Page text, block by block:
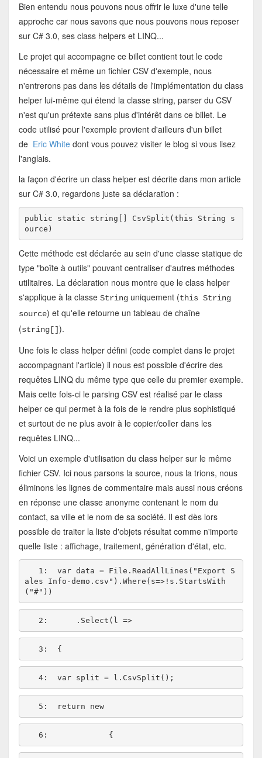
Bien entendu nous pouvons nous offrir le luxe d'une telle
approche car nous savons que nous pouvons nous reposer
sur C# 3.0, ses class helpers et LINQ...
Le projet qui accompagne ce billet contient tout le code
nécessaire et même un fichier CSV d'exemple, nous
n'entrerons pas dans les détails de l'implémentation du class
helper lui-même qui étend la classe string, parser du CSV
n'est qu'un prétexte sans plus d'intérêt dans ce billet. Le
code utilisé pour l'exemple provient d'ailleurs d'un billet
de Eric Whitedont vous pouvez visiter le blog si vous lisez
l'anglais.
la façon d'écrire un class helper est décrite dans mon article
sur C# 3.0, regardons juste sa déclaration :
public static string [] CsvSplit(this String s
Cette méthode est déclarée au sein d'une classe statique de
type "boîte à outils" pouvant centraliser d'autres méthodes
utilitaires. La déclaration nous montre que le class helper
s'applique à la classe Stringuniquement (this String
source) et qu'elle retourne un tableau de chaîne
(string[]).
Une fois le class helper défini (code complet dans le projet
accompagnant l'article) il nous est possible d'écrire des
requêtes LINQ du même type que celle du premier exemple.
Mais cette fois-ci le parsing CSV est réalisé par le class
helper ce qui permet à la fois de le rendre plus sophistiqué
et surtout de ne plus avoir à le copier/coller dans les
requêtes LINQ...
Voici un exemple d'utilisation du class helper sur le même
fichier CSV. Ici nous parsons la source, nous la trions, nous
éliminons les lignes de commentaire mais aussi nous créons
en réponse une classe anonyme contenant le nom du
contact, sa ville et le nom de sa société. Il est dès lors
possible de traiter la liste d'objets résultat comme n'importe
quelle liste : affichage, traitement, génération d'état, etc.
   1:
var data = File.ReadAllLines( "Export S
ales Info-demo.csv" ).Where(s=>!s.StartsWith
( "#"
   2:
   3:
   4:
   5:
return new
   6: